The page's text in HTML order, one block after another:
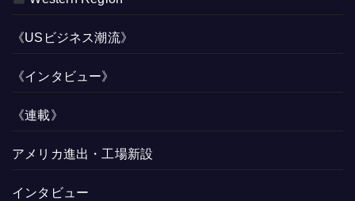
《USビジネス潮流》
《インタビュー》
《連載》
アメリカ進出・工場新設
インタビュー